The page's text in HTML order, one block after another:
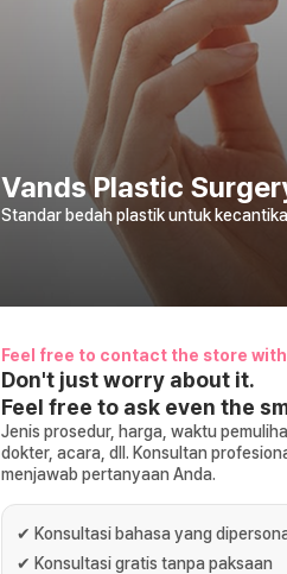
Vands Plastic
Standar bedah plastik untuk
Feel free to contact the store
Don't just worry about it.
Feel free to ask even the
Jenis prosedur, harga, waktu
dokter, acara, dll. Konsultan
menjawab pertanyaan Anda.
✔ Konsultasi bahasa yang
✔ Konsultasi gratis tanpa paksaan